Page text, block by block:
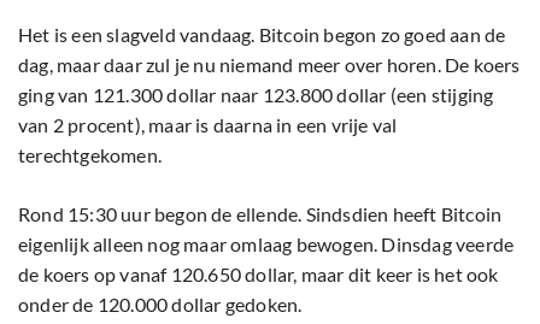
Het is een slagveld vandaag. Bitcoin begon zo goed aan de
dag, maar daar zul je nu niemand meer over horen. De koers
ging van 121.300 dollar naar 123.800 dollar (een stijging
van 2 procent), maar is daarna in een vrije val
terechtgekomen.
Rond 15:30 uur begon de ellende. Sindsdien heeft Bitcoin
eigenlijk alleen nog maar omlaag bewogen. Dinsdag veerde
de koers op vanaf 120.650 dollar, maar dit keer is het ook
onder de 120.000 dollar gedoken.